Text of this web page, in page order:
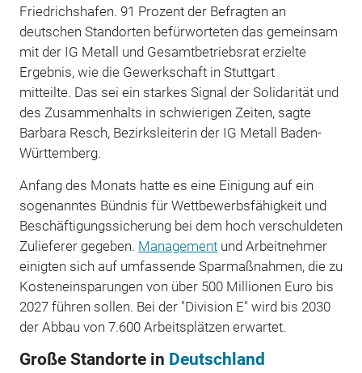
Friedrichshafen. 91 Prozent der Befragten an
deutschen Standorten befürworteten das gemeinsam
mit der IG Metall und Gesamtbetriebsrat erzielte
Ergebnis, wie die Gewerkschaft in Stuttgart
mitteilte. Das sei ein starkes Signal der Solidarität und
des Zusammenhalts in schwierigen Zeiten, sagte
Barbara Resch, Bezirksleiterin der IG Metall Baden-
Württemberg.
Anfang des Monats hatte es eine Einigung auf ein
sogenanntes Bündnis für Wettbewerbsfähigkeit und
Beschäftigungssicherung bei dem hoch verschuldeten
Zulieferer gegeben. Managementund Arbeitnehmer
einigten sich auf umfassende Sparmaßnahmen, die zu
Kosteneinsparungen von über 500 Millionen Euro bis
2027 führen sollen. Bei der "Division E" wird bis 2030
der Abbau von 7.600 Arbeitsplätzen erwartet.
Große Standorte in Deutschland